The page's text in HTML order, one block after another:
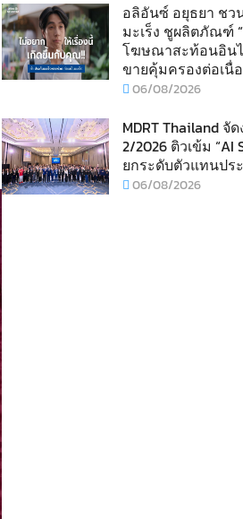
อลิอันซ์ อยุธยา ชว
มะเร็ง ชูผลิตภัณฑ์
โฆษณาสะท้อนอินไ
ขายคุ้มครองต่อเนื่
06/08/2026
MDRT Thailand จั
2/2026 ติวเข้ม “AI
ยกระดับตัวแทนป
06/08/2026